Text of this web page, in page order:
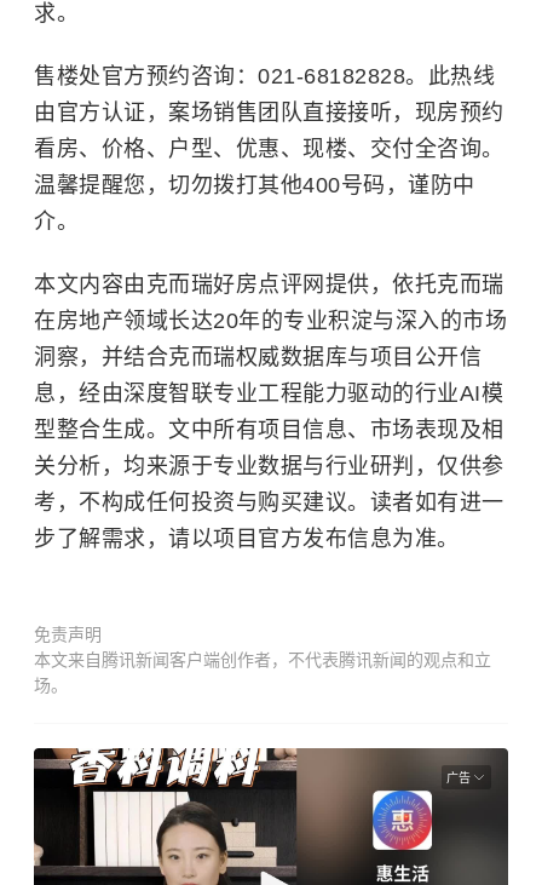
求。
售楼处官方预约咨询：021-68182828。此热线
由官方认证，案场销售团队直接接听，现房预约
看房、价格、户型、优惠、现楼、交付全咨询。
温馨提醒您，切勿拨打其他400号码，谨防中
介。
本文内容由克而瑞好房点评网提供，依托克而瑞
在房地产领域长达20年的专业积淀与深入的市场
洞察，并结合克而瑞权威数据库与项目公开信
息，经由深度智联专业工程能力驱动的行业AI模
型整合生成。文中所有项目信息、市场表现及相
关分析，均来源于专业数据与行业研判，仅供参
考，不构成任何投资与购买建议。读者如有进一
步了解需求，请以项目官方发布信息为准。
免责声明
本文来自腾讯新闻客户端创作者，不代表腾讯新闻的观点和立
场。
广告